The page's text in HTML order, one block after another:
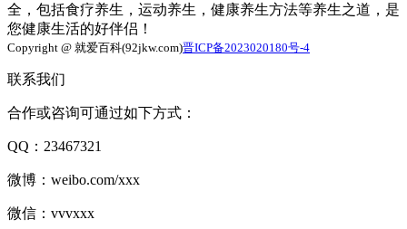
全，包括食疗养生，运动养生，健康养生方法等养生之道，是
您健康生活的好伴侣！
Copyright @ 就爱百科(92jkw.com)晋ICP备2023020180号-4
联系我们
合作或咨询可通过如下方式：
QQ：23467321
微博：weibo.com/xxx
微信：vvvxxx